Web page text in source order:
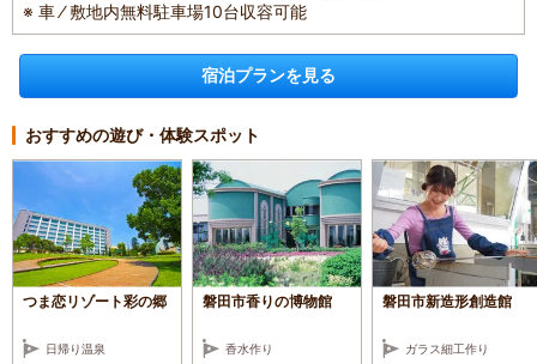
※ 車 ⁄ 敷地内無料駐車場10台収容可能
宿泊プランを見る
おすすめの遊び・体験スポット
つま恋リゾート彩の郷
日帰り温泉
磐田市香りの博物館
香水作り
磐田市新造形創造館
ガラス細工作り